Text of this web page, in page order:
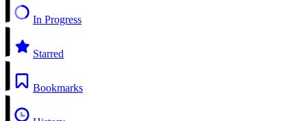
In Progress
Starred
Bookmarks